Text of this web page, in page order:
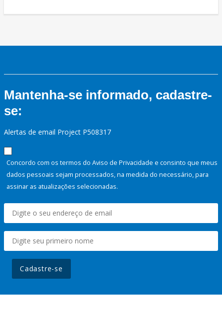
Mantenha-se informado, cadastre-
se:
Alertas de email Project P508317
Concordo com os termos do Aviso de Privacidade e consinto que meus
dados pessoais sejam processados, na medida do necessário, para
assinar as atualizações selecionadas.
Cadastre-se